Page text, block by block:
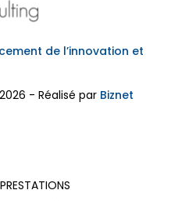
de l’innovation et
- Réalisé par Biznet
PRESTATIONS